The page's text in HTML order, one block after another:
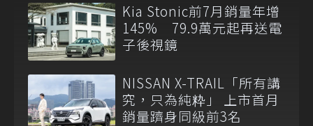
Kia Stonic前7月銷量年增
145% 79.9萬元起再送電
子後視鏡
NISSAN X-TRAIL「所有講
究，只為純粋」 上市首月
銷量躋身同級前3名